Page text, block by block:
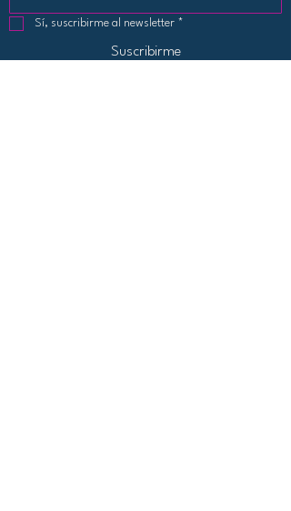
Sí, suscribirme al newsletter *
Suscribirme